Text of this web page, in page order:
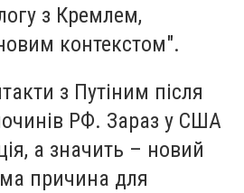
з Кремлем,
контекстом".
з Путіним після
РФ. Зараз у США
а значить – новий
причина для